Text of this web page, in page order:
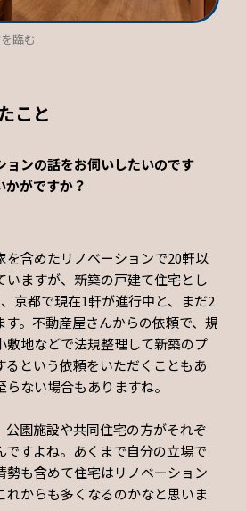
臨む
こと
ンの話をお伺いしたいのです
かがですか？
を含めたリノベーションで20軒以
いますが、新築の戸建て住宅とし
京都で現在1軒が進行中と、まだ2
す。不動産屋さんからの依頼で、規
敷地などで法規整理して新築のプ
るという依頼をいただくこともあ
ない場合もありますね。
公園施設や共同住宅の方がそれぞ
ですよね。あくまで自分の立場で
勢も含めて住宅はリノベーション
れからも多くなるのかなと思いま